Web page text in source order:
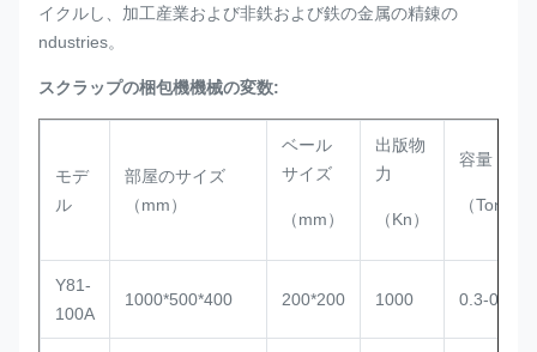
イクルし、加工産業および非鉄および鉄の金属の精錬の
ndustries。
スクラップの梱包機機械の変数:
モデ
ル
部屋のサイズ
（mm）
ベール
サイズ
（mm）
出版物
力
（Kn）
容量
（Ton/H）
Y81-
100A
1000*500*400 200*200 1000 0.3-0.8